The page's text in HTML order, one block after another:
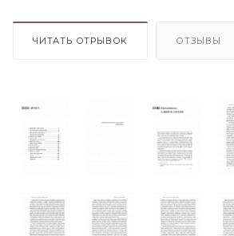
ЧИТАТЬ ОТРЫВОК ОТЗЫВЫ